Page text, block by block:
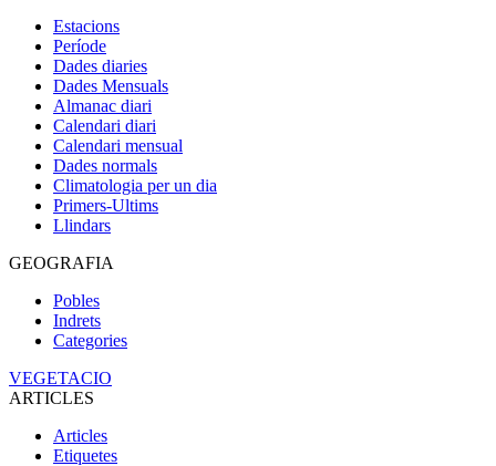
Estacions
Període
Dades diaries
Dades Mensuals
Almanac diari
Calendari diari
Calendari mensual
Dades normals
Climatologia per un dia
Primers-Ultims
Llindars
GEOGRAFIA
Pobles
Indrets
Categories
VEGETACIO
ARTICLES
Articles
Etiquetes